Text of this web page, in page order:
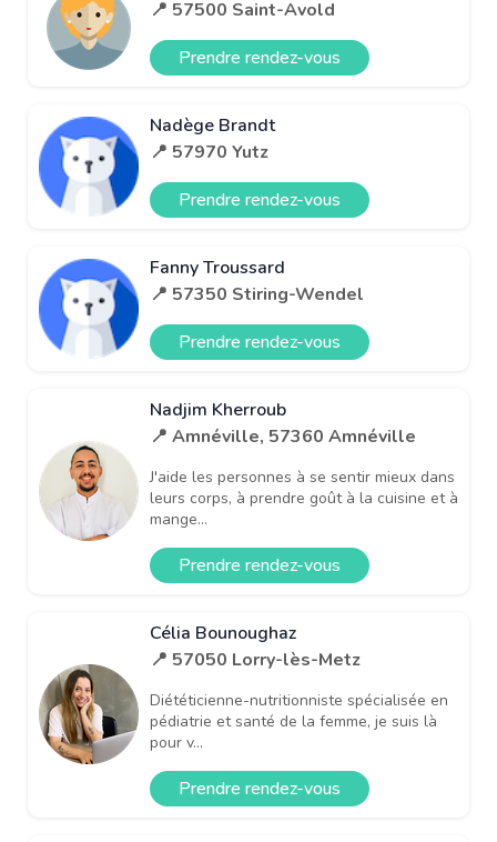
📍 57500 Saint-Avold
Prendre rendez-vous
Nadège Brandt
📍 57970 Yutz
Prendre rendez-vous
Fanny Troussard
📍 57350 Stiring-Wendel
Prendre rendez-vous
Nadjim Kherroub
📍 Amnéville, 57360 Amnéville
J'aide les personnes à se sentir mieux dans
leurs corps, à prendre goût à la cuisine et à
mange...
Prendre rendez-vous
Célia Bounoughaz
📍 57050 Lorry-lès-Metz
Diététicienne-nutritionniste spécialisée en
pédiatrie et santé de la femme, je suis là
pour v...
Prendre rendez-vous